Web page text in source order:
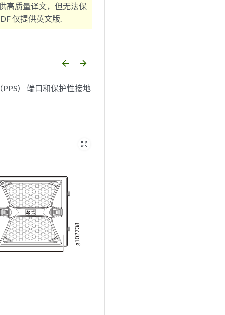
高质量译文，但无法保
仅提供英文版.
arrow_backward arrow_forward
） 端口和保护性接地
zoom_out_map